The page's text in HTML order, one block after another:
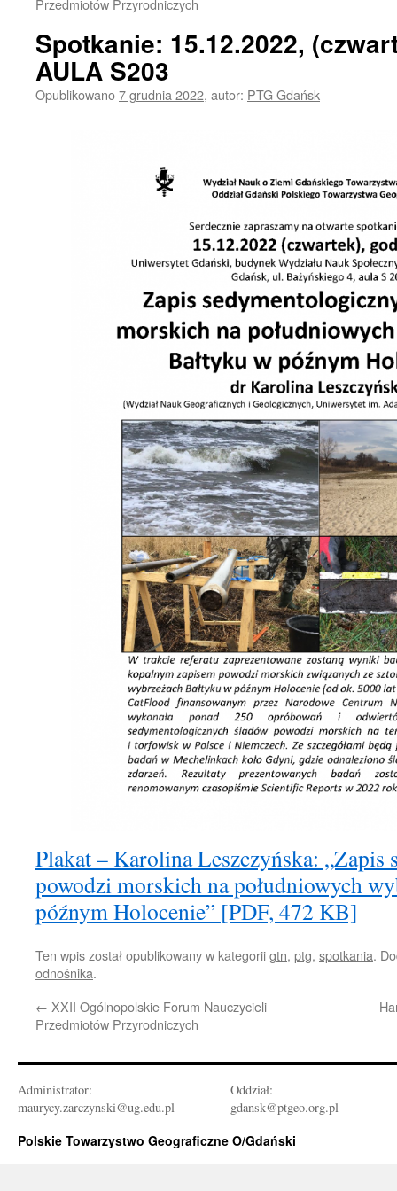
Przedmiotów Przyrodniczych
Spotkanie: 15.12.2022,
AULA S203
Opublikowano7 grudnia 2022, autor: PTG Gdańsk
Plakat – Karolina Leszczyńska: „Zapis
powodzi morskich na południowych
późnym Holocenie” [PDF, 472 KB]
Ten wpis został opublikowany w kategoriigtn, ptg, spotkania.
odnośnika.
← XXII Ogólnopolskie Forum Nauczycieli
Przedmiotów Przyrodniczych
Administrator:
maurycy.zarczynski@ug.edu.pl
Oddział:
gdansk@ptgeo.org.pl
Polskie Towarzystwo Geograficzne O/Gdański